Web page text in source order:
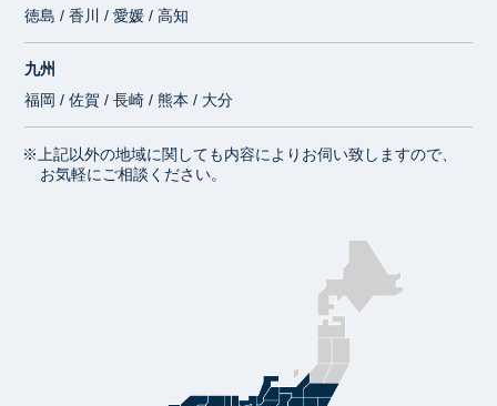
徳島 / 香川 / 愛媛 / 高知
九州
福岡 / 佐賀 / 長崎 / 熊本 / 大分
※上記以外の地域に関しても内容によりお伺い致しますので、
お気軽にご相談ください。